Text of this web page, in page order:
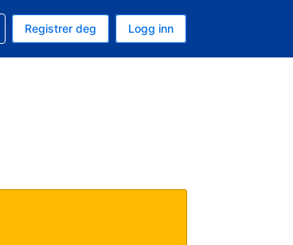
Registrer deg Logg inn